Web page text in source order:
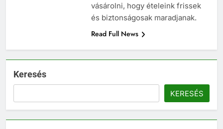
vásárolni, hogy ételeink frissek
és biztonságosak maradjanak.
Read Full News
Keresés
KERESÉS